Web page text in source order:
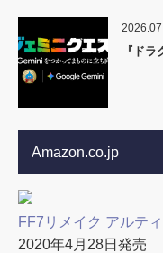
『ド
Amazon.co.jp
FF7リメイク アルテ
2020年4月28日発売